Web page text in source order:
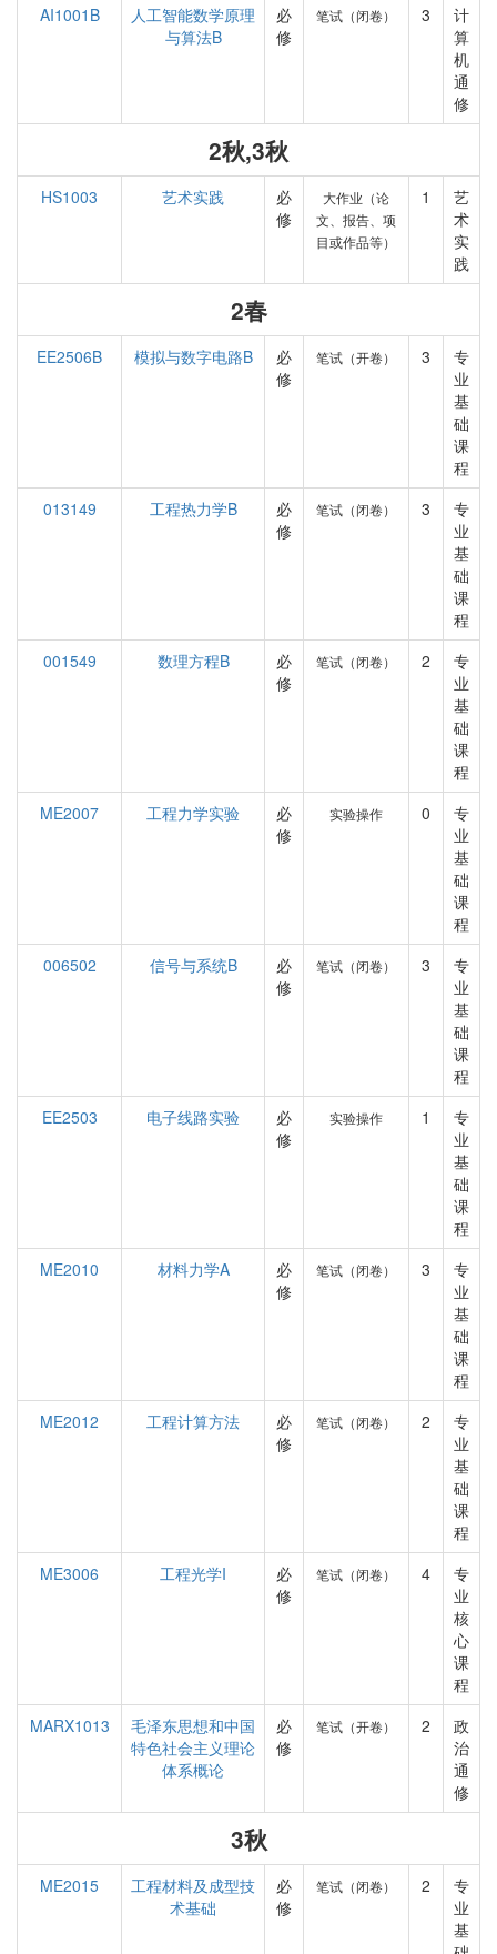
AI1001B
人工智能数学原理
与算法B
必
修
笔试（闭卷） 3
计
算
机
通
修
2秋,3秋
HS1003 艺术实践
必
修
大作业（论
文、报告、项
目或作品等）
1
艺
术
实
践
2春
EE2506B 模拟与数字电路B
必
修
笔试（开卷） 3
专
业
基
础
课
程
013149
工程热力学B
必
修
笔试（闭卷） 3
专
业
基
础
课
程
001549
数理方程B
必
修
笔试（闭卷） 2
专
业
基
础
课
程
ME2007
工程力学实验
必
修
实验操作 0
专
业
基
础
课
程
006502
信号与系统B
必
修
笔试（闭卷） 3
专
业
基
础
课
程
EE2503
电子线路实验
必
修
实验操作 1
专
业
基
础
课
程
ME2010
材料力学A
必
修
笔试（闭卷） 3
专
业
基
础
课
程
ME2012
工程计算方法
必
修
笔试（闭卷） 2
专
业
基
础
课
程
ME3006
工程光学I
必
修
笔试（闭卷） 4
专
业
核
心
课
程
MARX1013
毛泽东思想和中国
特色社会主义理论
体系概论
必
修
笔试（开卷） 2
政
治
通
修
3秋
ME2015
工程材料及成型技
术基础
必
修
笔试（闭卷） 2
专
业
基